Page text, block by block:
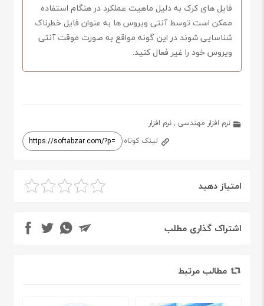
فایل های کرک به دلیل ماهیت عملکرد در هنگام استفاده
ممکن است توسط آنتی ویروس ها به عنوان فایل خطرناک
شناسایی شوند در این گونه مواقع به صورت موقت آنتی
ویروس خود را غیر فعال کنید.
نرم افزار مهندسی ,نرم افزار
لینک کوتاه
امتیاز دهید
اشتراک گذاری مطلب
مطالب مرتبط